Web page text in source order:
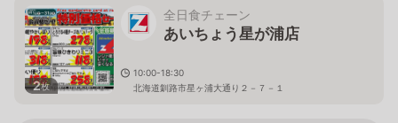
2枚
全日食チェーン
あいちょう星が浦店
10:00-18:30
北海道釧路市星ヶ浦大通り２－７－１